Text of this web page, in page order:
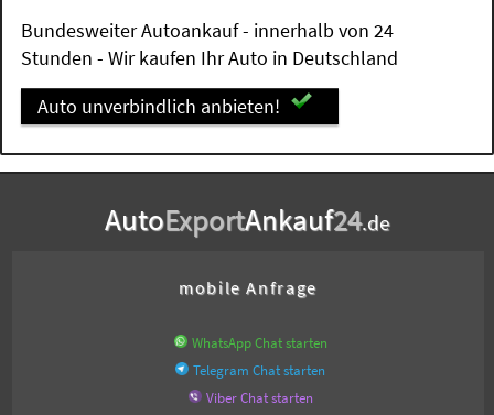
Bundesweiter Autoankauf - innerhalb von 24
Stunden - Wir kaufen Ihr Auto in Deutschland
Auto unverbindlich anbieten!
AutoExportAnkauf24.de
mobile Anfrage
WhatsApp Chat starten
Telegram Chat starten
Viber Chat starten